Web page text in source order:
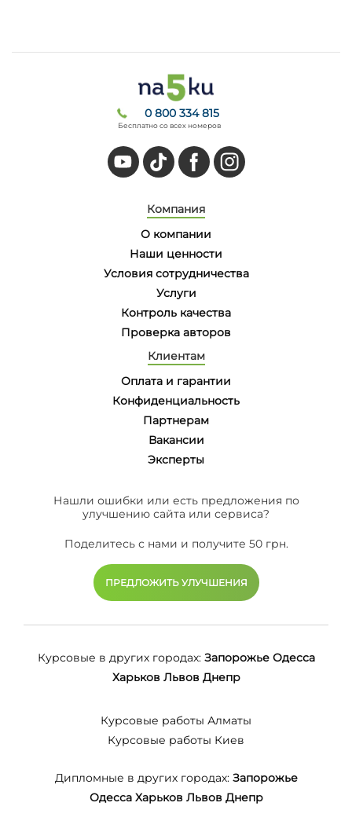
0 800 334 815
Бесплатно со всех номеров
Компания
О компании
Наши ценности
Условия сотрудничества
Услуги
Контроль качества
Проверка авторов
Клиентам
Оплата и гарантии
Конфиденциальность
Партнерам
Вакансии
Эксперты
Нашли ошибки или есть предложения по
улучшению сайта или сервиса?
Поделитесь с нами и получите 50 грн.
ПРЕДЛОЖИТЬ УЛУЧШЕНИЯ
Курсовые в других городах: Запорожье Одесса
Харьков Львов Днепр
Курсовые работы Алматы
Курсовые работы Киев
Дипломные в других городах: Запорожье
Одесса Харьков Львов Днепр